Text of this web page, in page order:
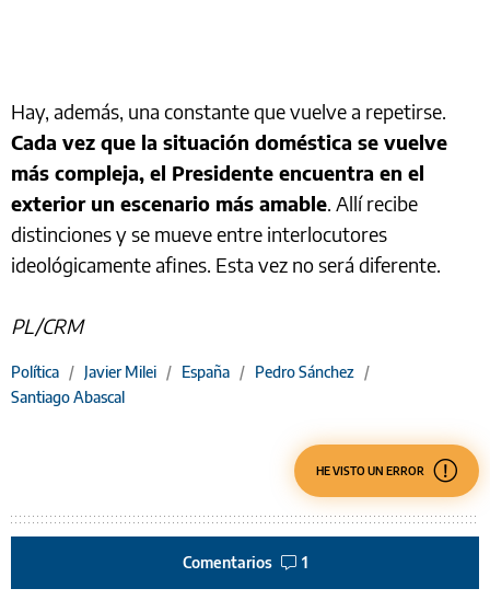
Hay, además, una constante que vuelve a repetirse.
Cada vez que la situación doméstica se vuelve
más compleja, el Presidente encuentra en el
exterior un escenario más amable . Allí recibe
distinciones y se mueve entre interlocutores
ideológicamente afines. Esta vez no será diferente.
PL/CRM
Política / Javier Milei / España / Pedro Sánchez /
Santiago Abascal
HE VISTO UN ERROR
Comentarios 1